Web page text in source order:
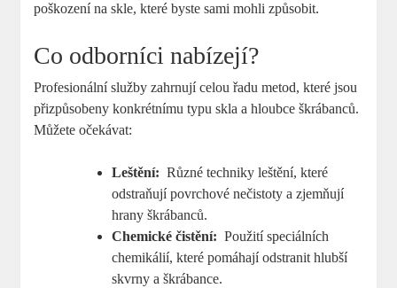
poškození na⁢ skle, které ⁢byste sami mohli⁣ způsobit.
Co odborníci nabízejí?
Profesionální služby ‌zahrnují ⁤celou řadu ⁤metod,‍ které jsou
přizpůsobeny konkrétnímu typu skla​ a hloubce škrábanců.
Můžete ⁢očekávat:
Leštění: ⁣ Různé techniky leštění, které
odstraňují⁣ povrchové nečistoty a‌ zjemňují‌
hrany škrábanců.
Chemické čistění: ⁣ Použití ⁢speciálních
⁣chemikálií, které‍ pomáhají odstranit‌ hlubší
⁤skvrny a škrábance.